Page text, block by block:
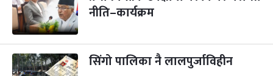
५
बिहि
पापा‌ङ्कुशा एकादशी व्रत
कार्तिक ५, २०८३
२२
आइत
कुकुर तिहार
कार्तिक २२, २०८३
३ महिना बाँकी
नीति–कार्यक्रम
सिंगो पालिका नै लालपुर्जाविहीन